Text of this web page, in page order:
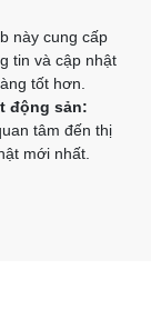
này cung cấp
tin và cập nhật
tốt hơn.
động sản:
tâm đến thị
mới nhất.